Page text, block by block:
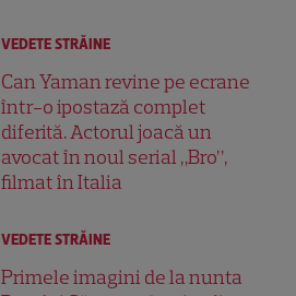
VEDETE STRĂINE
Can Yaman revine pe ecrane
într-o ipostază complet
diferită. Actorul joacă un
avocat în noul serial „Bro”,
filmat în Italia
VEDETE STRĂINE
Primele imagini de la nunta